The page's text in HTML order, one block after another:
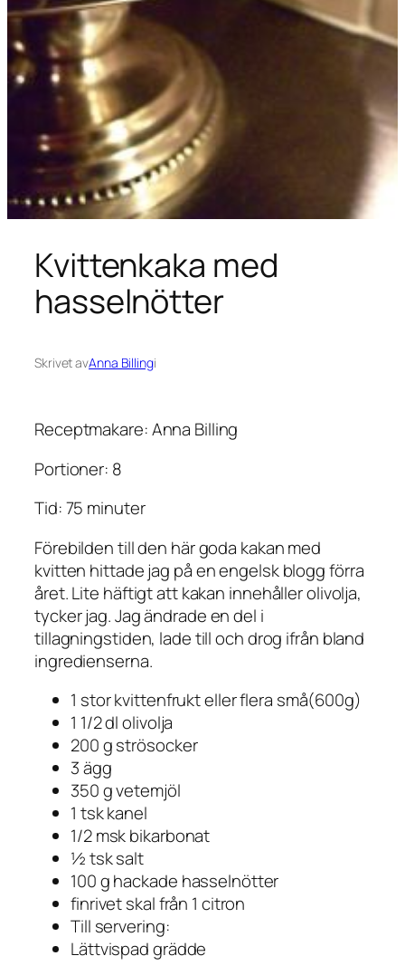
Kvittenkaka med
hasselnötter
Skrivet avAnna Billingi
Receptmakare: Anna Billing
Portioner: 8
Tid: 75 minuter
Förebilden till den här goda kakan med
kvitten hittade jag på en engelsk blogg förra
året. Lite häftigt att kakan innehåller olivolja,
tycker jag. Jag ändrade en del i
tillagningstiden, lade till och drog ifrån bland
ingredienserna.
1 stor kvittenfrukt eller flera små(600g)
1 1/2 dl olivolja
200 g strösocker
3 ägg
350 g vetemjöl
1 tsk kanel
1/2 msk bikarbonat
½ tsk salt
100 g hackade hasselnötter
finrivet skal från 1 citron
Till servering:
Lättvispad grädde